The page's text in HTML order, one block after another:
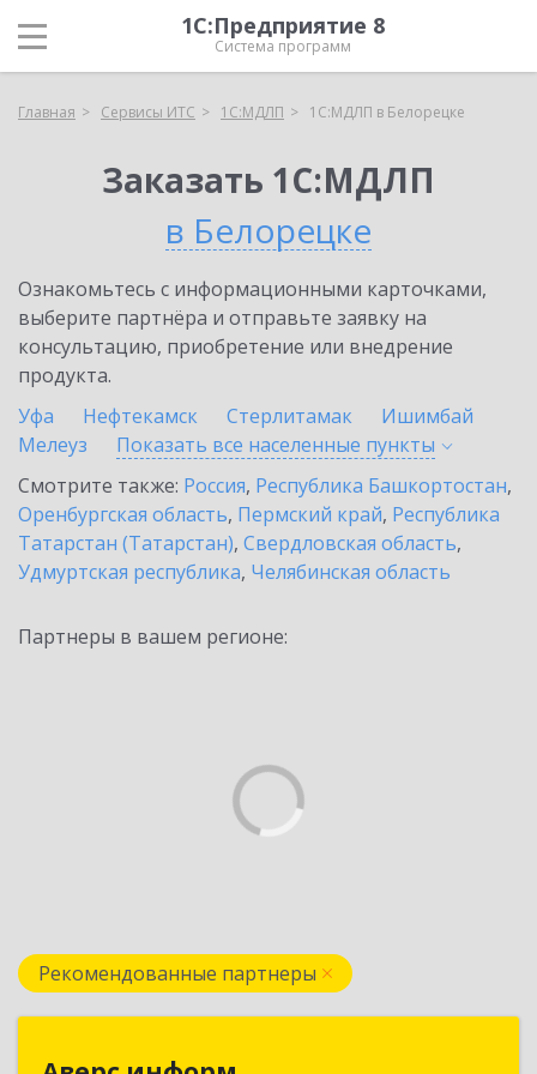
1С:Предприятие 8
Система программ
Главная Сервисы ИТС 1С:МДЛП 1С:МДЛП в Белорецке
Заказать 1С:МДЛП
в Белорецке
Ознакомьтесь с информационными карточками,
выберите партнёра и отправьте заявку на
консультацию, приобретение или внедрение
продукта.
Уфа
Нефтекамск Стерлитамак
Ишимбай
Мелеуз
Показать все населенные пункты
Смотрите также: Россия, Республика Башкортостан,
Оренбургская область, Пермский край, Республика
Татарстан (Татарстан), Свердловская область,
Удмуртская республика, Челябинская область
Партнеры в вашем регионе:
Рекомендованные партнеры